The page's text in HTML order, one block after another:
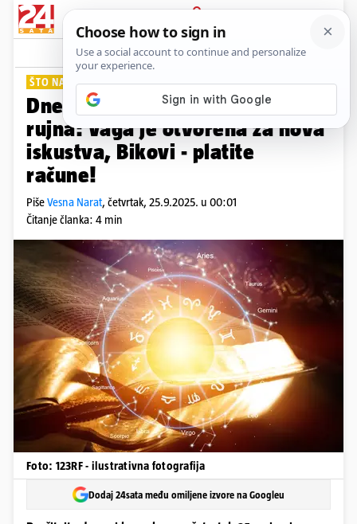
PRIJAVA
Lifestyle Komentari
ŠTO NAS OČEKUJE?
Dnevni horoskop za četvrtak 25.
rujna: Vaga je otvorena za nova
iskustva, Bikovi - platite
račune!
PišeVesna Narat, četvrtak, 25.9.2025. u 00:01
Čitanje članka: 4 min
Foto: 123RF - ilustrativna fotografija
Dodaj 24sata među omiljene izvore na Googleu